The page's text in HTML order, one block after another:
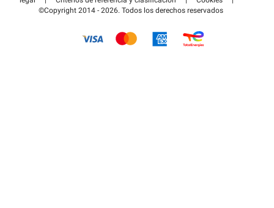
©Copyright 2014 - 2026. Todos los derechos reservados